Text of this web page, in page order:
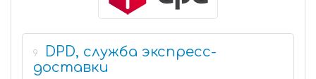
9
DPD, служба экспресс-
доставки